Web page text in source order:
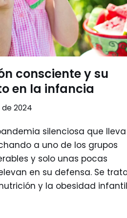
consciente y su
en la infancia
de 2024
silenciosa que lleva
a uno de los grupos
y solo unas pocas
en su defensa. Se
y la obesidad